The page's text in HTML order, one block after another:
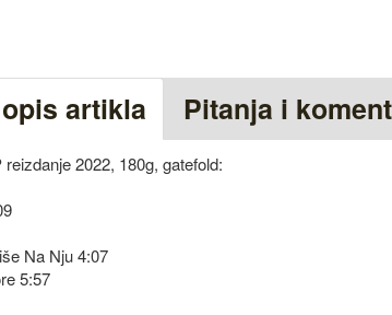
artikla Pitanja i
2022, 180g, gatefold:
Na Nju 4:07
5:57